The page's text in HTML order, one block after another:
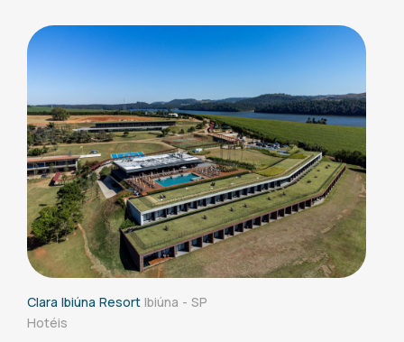
Clara Ibiúna Resort Ibiúna - SP
Hotéis